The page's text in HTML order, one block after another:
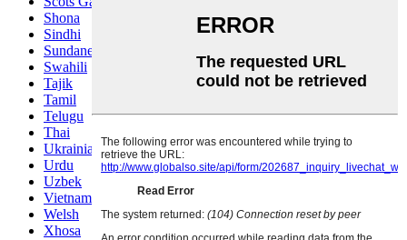
Shona
Sindhi
Sundanese
Swahili
Tajik
Tamil
Telugu
Thai
Ukrainian
Urdu
Uzbek
Vietnamese
Welsh
Xhosa